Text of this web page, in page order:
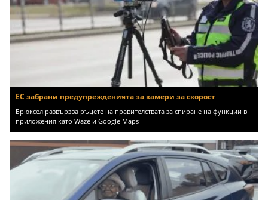
ЕС забрани предупрежденията за камери за скорост
Брюксел развързва ръцете на правителствата за спиране на функции в
приложения като Waze и Google Maps